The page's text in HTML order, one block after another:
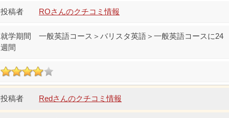
ROさんのクチコミ情報
一般英語コース＞バリスタ英語＞一般英語コースに24
週間
Redさんのクチコミ情報